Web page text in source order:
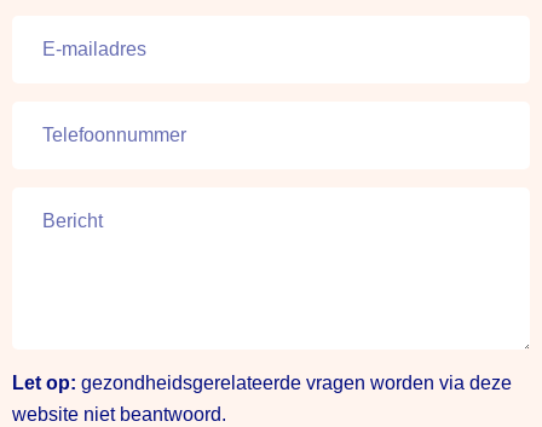
Let op: gezondheidsgerelateerde vragen worden via deze
website niet beantwoord.